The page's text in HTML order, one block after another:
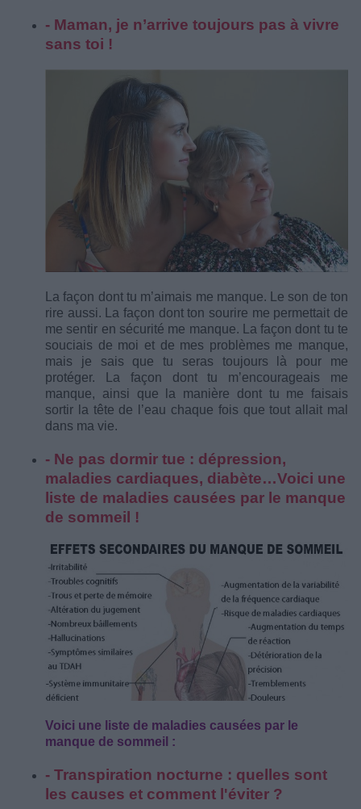
- Maman, je n’arrive toujours pas à vivre
sans toi !
La façon dont tu m’aimais me manque. Le son de ton
rire aussi. La façon dont ton sourire me permettait de
me sentir en sécurité me manque. La façon dont tu te
souciais de moi et de mes problèmes me manque,
mais je sais que tu seras toujours là pour me
protéger. La façon dont tu m’encourageais me
manque, ainsi que la manière dont tu me faisais
sortir la tête de l’eau chaque fois que tout allait mal
dans ma vie.
- Ne pas dormir tue : dépression,
maladies cardiaques, diabète…Voici une
liste de maladies causées par le manque
de sommeil !
Voici une liste de maladies causées par le
manque de sommeil :
- Transpiration nocturne : quelles sont
les causes et comment l'éviter ?